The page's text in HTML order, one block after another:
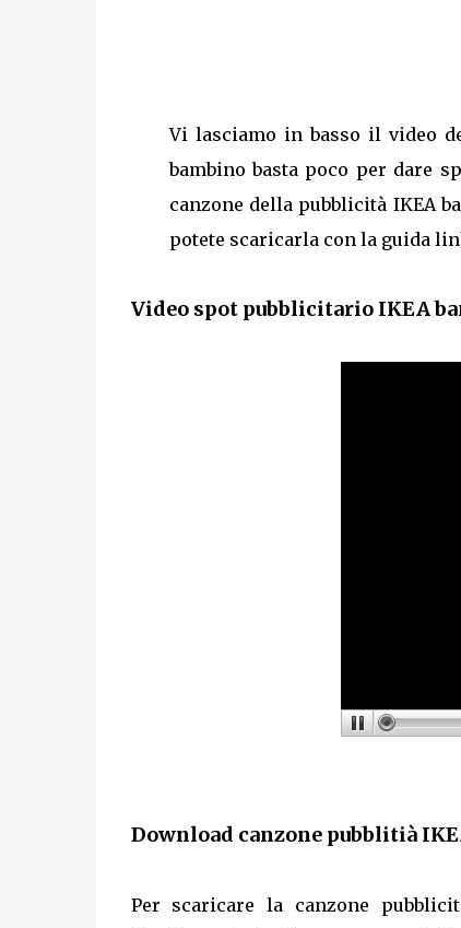
Vi lasciamo in basso il video
bambino basta poco per dare
canzone della pubblicità IKEA
potete scaricarla con la guida
Video spot pubblicitario IKEA
Download canzone pubblitià
Per scaricare la canzone